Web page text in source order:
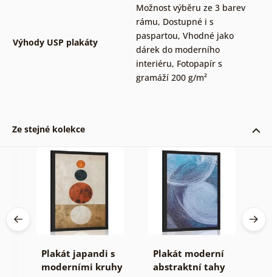
Výhody USP plakáty
Možnost výběru ze 3 barev
rámu, Dostupné i s
paspartou, Vhodné jako
dárek do moderního
interiéru, Fotopapír s
gramáží 200 g/m²
Ze stejné kolekce
Plakát japandi s
moderními kruhy
Plakát moderní
abstraktní tahy